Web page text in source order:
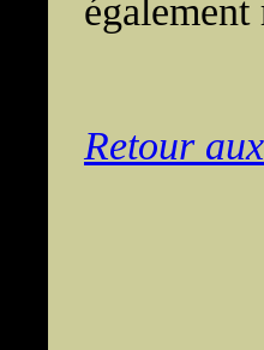
également
Retour